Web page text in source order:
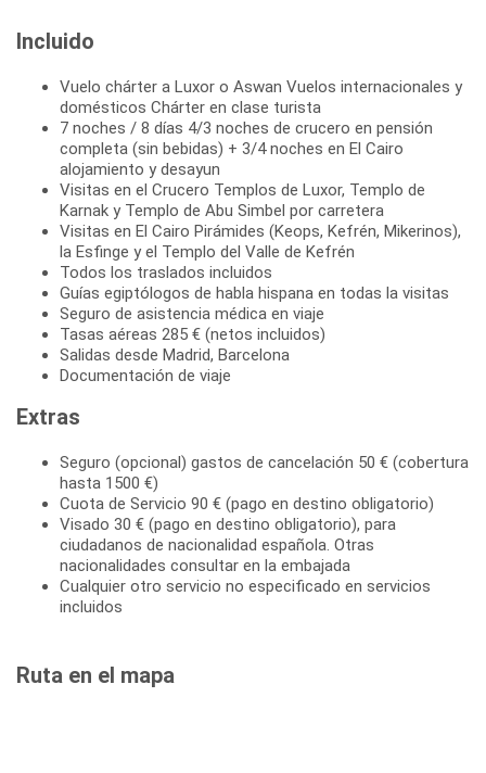
Incluido
Vuelo chárter a Luxor o Aswan Vuelos internacionales y
domésticos Chárter en clase turista
7 noches / 8 días 4/3 noches de crucero en pensión
completa (sin bebidas) + 3/4 noches en El Cairo
alojamiento y desayun
Visitas en el Crucero Templos de Luxor, Templo de
Karnak y Templo de Abu Simbel por carretera
Visitas en El Cairo Pirámides (Keops, Kefrén, Mikerinos),
la Esfinge y el Templo del Valle de Kefrén
Todos los traslados incluidos
Guías egiptólogos de habla hispana en todas la visitas
Seguro de asistencia médica en viaje
Tasas aéreas 285 € (netos incluidos)
Salidas desde Madrid, Barcelona
Documentación de viaje
Extras
Seguro (opcional) gastos de cancelación 50 € (cobertura
hasta 1500 €)
Cuota de Servicio 90 € (pago en destino obligatorio)
Visado 30 € (pago en destino obligatorio), para
ciudadanos de nacionalidad española. Otras
nacionalidades consultar en la embajada
Cualquier otro servicio no especificado en servicios
incluidos
Ruta en el mapa